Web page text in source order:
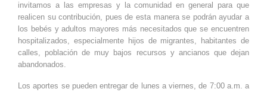
invitamos a las empresas y la comunidad en general para que
realicen su contribución, pues de esta manera se podrán ayudar a
los bebés y adultos mayores más necesitados que se encuentren
hospitalizados, especialmente hijos de migrantes, habitantes de
calles, población de muy bajos recursos y ancianos que dejan
abandonados.
Los aportes se pueden entregar de lunes a viernes, de 7:00 a.m. a